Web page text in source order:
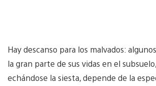
Hay descanso para los malvados:
la gran parte de sus vidas en el
echándose la siesta, depende de la